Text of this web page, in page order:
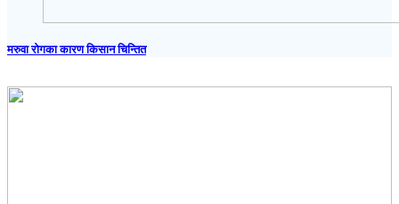
मरुवा रोगका कारण किसान चिन्तित